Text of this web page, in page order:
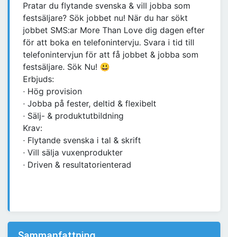
Pratar du flytande svenska & vill jobba som
festsäljare? Sök jobbet nu! När du har sökt
jobbet SMS:ar More Than Love dig dagen efter
för att boka en telefonintervju. Svara i tid till
telefonintervjun för att få jobbet & jobba som
festsäljare. Sök Nu! 😃
Erbjuds:
∙ Hög provision
∙ Jobba på fester, deltid & flexibelt
∙ Sälj- & produktutbildning
Krav:
∙ Flytande svenska i tal & skrift
∙ Vill sälja vuxenprodukter
∙ Driven & resultatorienterad